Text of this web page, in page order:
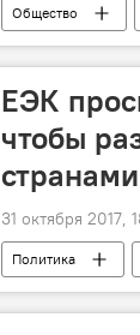
Общество
погода в
ЕЭК
чтобы
странами
31 октября 2017,
Политика
Тигран Саркисян